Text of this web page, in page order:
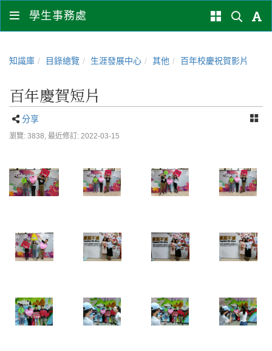
學生事務處
知識庫 目錄總覽 生涯發展中心 其他 百年校慶祝賀影片
百年慶賀短片
分享
瀏覽: 3838, 最近修訂: 2022-03-15